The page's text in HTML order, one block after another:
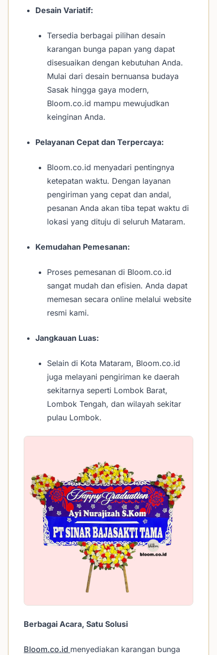
Desain Variatif:
Tersedia berbagai pilihan desain
karangan bunga papan yang dapat
disesuaikan dengan kebutuhan Anda.
Mulai dari desain bernuansa budaya
Sasak hingga gaya modern,
Bloom.co.id mampu mewujudkan
keinginan Anda.
Pelayanan Cepat dan Terpercaya:
Bloom.co.id menyadari pentingnya
ketepatan waktu. Dengan layanan
pengiriman yang cepat dan andal,
pesanan Anda akan tiba tepat waktu di
lokasi yang dituju di seluruh Mataram.
Kemudahan Pemesanan:
Proses pemesanan di Bloom.co.id
sangat mudah dan efisien. Anda dapat
memesan secara online melalui website
resmi kami.
Jangkauan Luas:
Selain di Kota Mataram, Bloom.co.id
juga melayani pengiriman ke daerah
sekitarnya seperti Lombok Barat,
Lombok Tengah, dan wilayah sekitar
pulau Lombok.
Berbagai Acara, Satu Solusi
Bloom.co.id menyediakan karangan bunga